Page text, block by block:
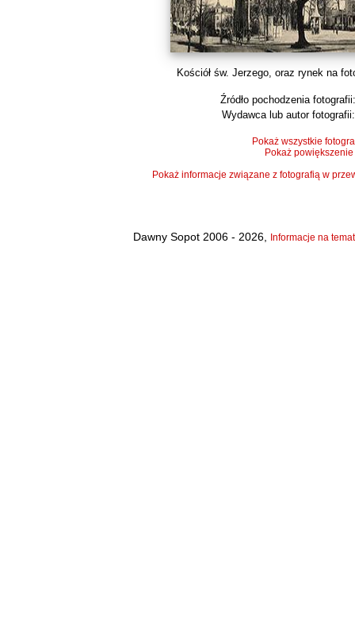
Kościół św. Jerzego, oraz rynek na
Źródło pochodzenia fotografii:
Wydawca lub autor fotografii:
Pokaż wszystkie
Pokaż powiększenie
Pokaż informacje związane z fotografią w
Dawny Sopot 2006 - 2026, Informacje na